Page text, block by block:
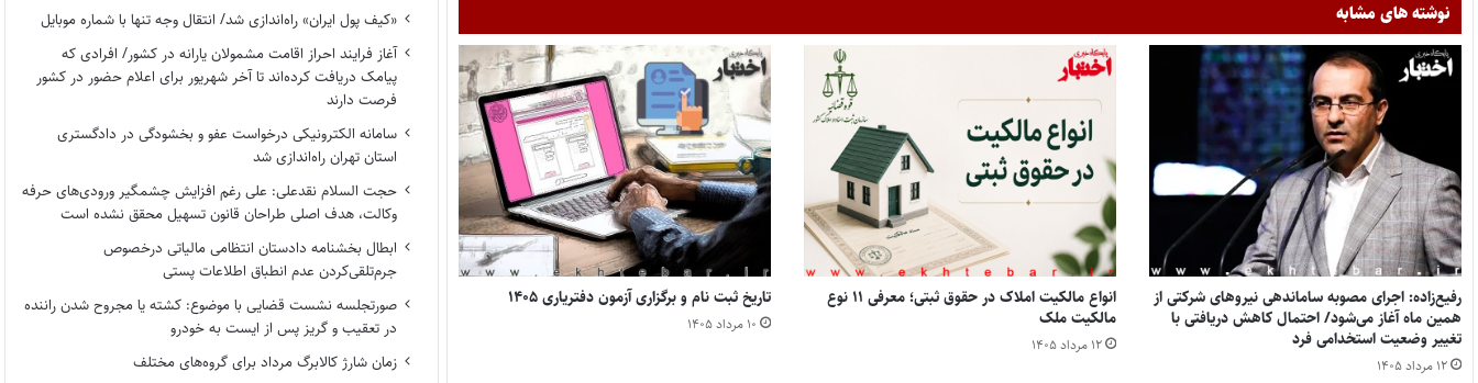
نوشته های مشابه
رفیع‌زاده: اجرای مصوبه ساماندهی نیروهای شرکتی از
همین ماه آغاز می‌شود/ احتمال کاهش دریافتی با
تغییر وضعیت استخدامی فرد
۱۲ مرداد ۱۴۰۵
انواع مالکیت املاک در حقوق ثبتی؛ معرفی ۱۱ نوع
مالکیت ملک
۱۲ مرداد ۱۴۰۵
تاریخ ثبت نام و برگزاری آزمون دفتریاری ۱۴۰۵
۱۰ مرداد ۱۴۰۵
«کیف پول ایران» راه‌اندازی شد/ انتقال وجه تنها با شماره موبایل
آغاز فرایند احراز اقامت مشمولان یارانه در کشور/ افرادی که
پیامک دریافت کرده‌اند تا آخر شهریور برای اعلام حضور در کشور
فرصت دارند
سامانه الکترونیکی درخواست عفو و بخشودگی در دادگستری
استان تهران راه‌اندازی شد
حجت السلام نقدعلی: علی رغم افزایش چشمگیر ورودی‌های حرفه
وکالت، هدف اصلی طراحان قانون تسهیل محقق نشده است
ابطال بخشنامه دادستان انتظامی مالیاتی درخصوص
جرم‌تلقی‌کردن عدم انطباق اطلاعات پستی
صورتجلسه نشست قضایی با موضوع: کشته یا مجروح شدن راننده
در تعقیب و گریز پس از ایست به خودرو
زمان شارژ کالابرگ مرداد برای گروه‌های مختلف